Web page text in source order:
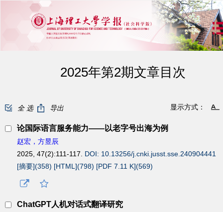
2025年第2期文章目次
全 选 导出 显示方式：
论国际语言服务能力——以老字号出海为例
赵宏，方昱辰
2025, 47(2):111-117. DOI: 10.13256/j.cnki.jusst.sse.240904441
[摘要](358) [HTML](798) [PDF 7.11 K](569)
ChatGPT人机对话式翻译研究